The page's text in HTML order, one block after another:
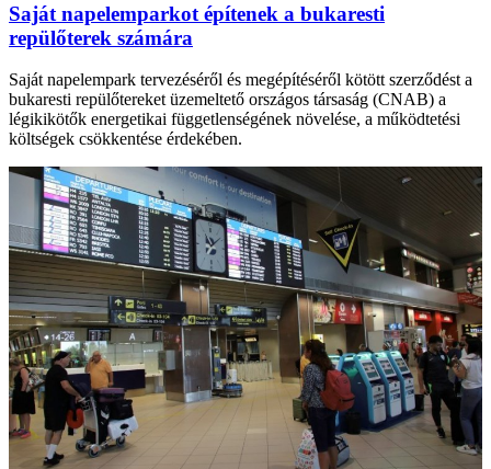
Saját napelemparkot építenek a bukaresti
repülőterek számára
Saját napelempark tervezéséről és megépítéséről kötött szerződést a
bukaresti repülőtereket üzemeltető országos társaság (CNAB) a
légikikötők energetikai függetlenségének növelése, a működtetési
költségek csökkentése érdekében.